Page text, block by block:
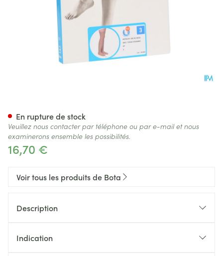
16,70 €
En rupture de stock
Veuillez nous contacter par téléphone ou par e-mail et nous
examinerons ensemble les possibilités.
Voir tous les produits de Bota
Description
Indication